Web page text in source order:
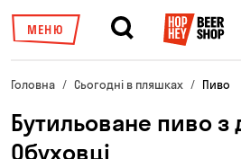
МЕНЮ
Головна Сьогодні в пляшках Пиво
Бутильоване пиво з
Обуховці